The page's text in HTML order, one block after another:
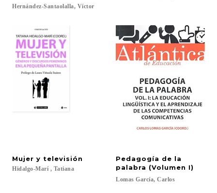
Hernández-Santaolalla, Víctor
Mujer y televisión
Hidalgo-Marí , Tatiana
Pedagogía de la
palabra (Volumen I)
Lomas García, Carlos